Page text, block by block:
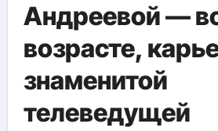
Андреевой —
возрасте,
знаменитой
телеведущей